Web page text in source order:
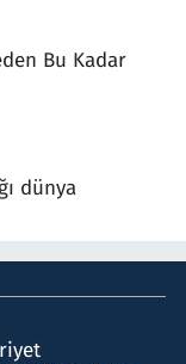
Bu Kadar
dünya